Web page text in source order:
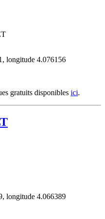
longitude 4.076156
gratuits disponibles ici.
longitude 4.066389